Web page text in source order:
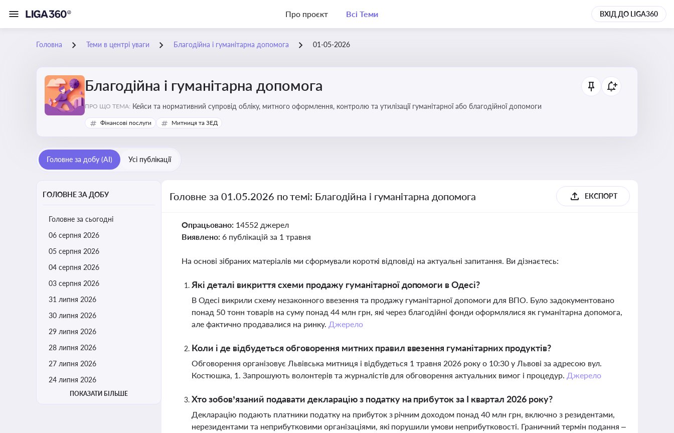
Про проєкт Всі Теми ВХІД ДО LIGA360
Головна Теми в центрі уваги Благодійна і гуманітарна допомога 01-05-2026
Благодійна і гуманітарна допомога
ПРО ЩО ТЕМА: Кейси та нормативний супровід обліку, митного оформлення, контролю та утилізації гуманітарної або благодійної допомоги
Фінансові послуги Митниця та ЗЕД
Головне за добу (AI) Усі публікації
ГОЛОВНЕ ЗА ДОБУ
Головне за сьогодні
06 серпня 2026
05 серпня 2026
04 серпня 2026
03 серпня 2026
31 липня 2026
30 липня 2026
29 липня 2026
28 липня 2026
27 липня 2026
24 липня 2026
ПОКАЗАТИ БІЛЬШЕ
Головне за 01.05.2026 по темі: Благодійна і гуманітарна допомога ЕКСПОРТ
Опрацьовано: 14552 джерел
Виявлено: 6 публікацій за 1 травня
На основі зібраних матеріалів ми сформували короткі відповіді на актуальні запитання. Ви дізнаєтесь:
Які деталі викриття схеми продажу гуманітарної допомоги в Одесі?
В Одесі викрили схему незаконного ввезення та продажу гуманітарної допомоги для ВПО. Було задокументовано
понад 50 тонн товарів на суму понад 44 млн грн, які через благодійні фонди оформлялися як гуманітарна допомога,
але фактично продавалися на ринку. Джерело
Коли і де відбудеться обговорення митних правил ввезення гуманітарних продуктів?
Обговорення організовує Львівська митниця і відбудеться 1 травня 2026 року о 10:30 у Львові за адресою вул.
Костюшка, 1. Запрошують волонтерів та журналістів для обговорення актуальних вимог і процедур. Джерело
Хто зобов’язаний подавати декларацію з податку на прибуток за І квартал 2026 року?
Декларацію подають платники податку на прибуток з річним доходом понад 40 млн грн, включно з резидентами,
нерезидентами та неприбутковими організаціями, які порушили умови неприбутковості. Граничний термін подання –